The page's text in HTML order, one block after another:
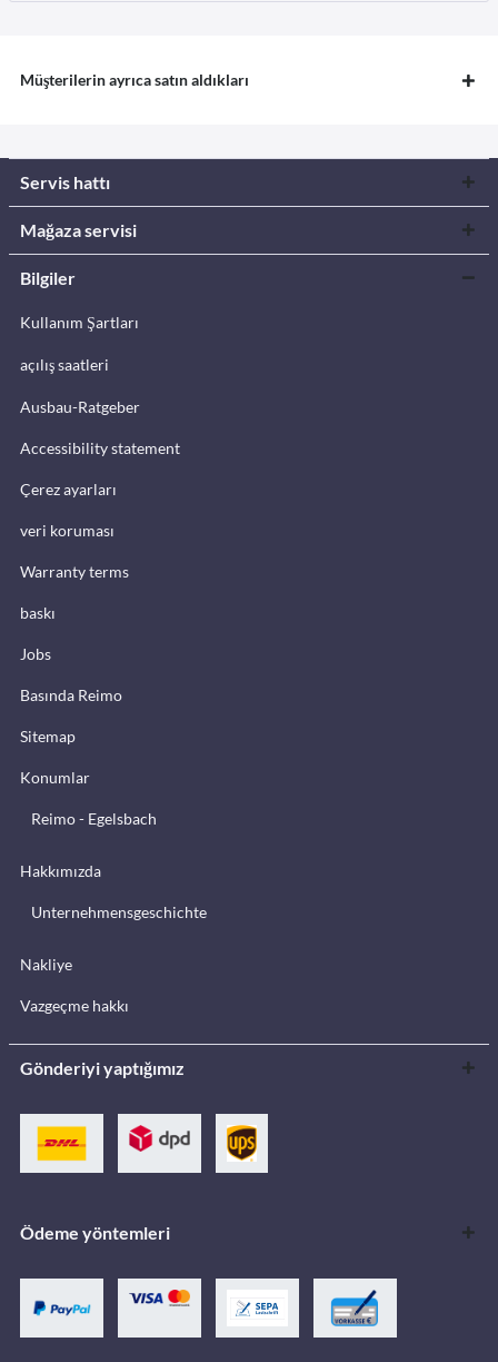
Müşterilerin ayrıca satın aldıkları
Servis hattı
Mağaza servisi
Bilgiler
Kullanım Şartları
açılış saatleri
Ausbau-Ratgeber
Accessibility statement
Çerez ayarları
veri koruması
Warranty terms
baskı
Jobs
Basında Reimo
Sitemap
Konumlar
Reimo - Egelsbach
Hakkımızda
Unternehmensgeschichte
Nakliye
Vazgeçme hakkı
Gönderiyi yaptığımız
Ödeme yöntemleri